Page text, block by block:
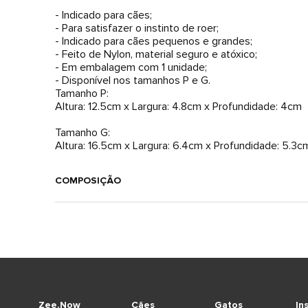
- Indicado para cães;
- Para satisfazer o instinto de roer;
- Indicado para cães pequenos e grandes;
- Feito de Nylon, material seguro e atóxico;
- Em embalagem com 1 unidade;
- Disponível nos tamanhos P e G.
Tamanho P:
Altura: 12.5cm x Largura: 4.8cm x Profundidade: 4cm
Tamanho G:
Altura: 16.5cm x Largura: 6.4cm x Profundidade:
COMPOSIÇÃO
Cães Gatos
Zee.Now